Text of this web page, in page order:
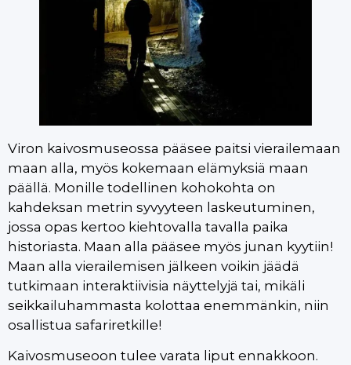
Viron kaivosmuseossa pääsee paitsi vierailemaan
maan alla, myös kokemaan elämyksiä maan
päällä. Monille todellinen kohokohta on
kahdeksan metrin syvyyteen laskeutuminen,
jossa opas kertoo kiehtovalla tavalla paika
historiasta. Maan alla pääsee myös junan kyytiin!
Maan alla vierailemisen jälkeen voikin jäädä
tutkimaan interaktiivisia näyttelyjä tai, mikäli
seikkailuhammasta kolottaa enemmänkin, niin
osallistua safariretkille!
Kaivosmuseoon tulee varata liput ennakkoon.